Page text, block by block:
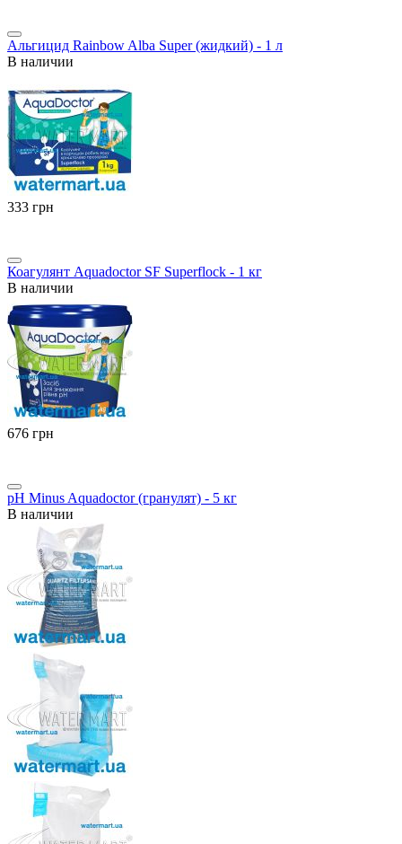
Альгицид Rainbow Alba Super (жидкий) - 1 л
В наличии
‍333‍ грн
Коагулянт Aquadoctor SF Superflock - 1 кг
В наличии
‍676‍ грн
pH Minus Aquadoctor (гранулят) - 5 кг
В наличии